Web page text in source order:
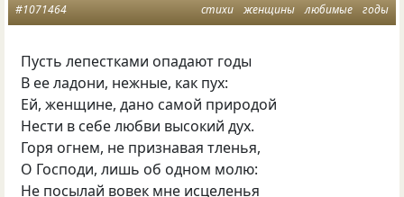
стихи женщины любимые годы
#1071464
Пусть лепестками опадают годы
В ее ладони, нежные, как пух:
Ей, женщине, дано самой природой
Нести в себе любви высокий дух.
Горя огнем, не признавая тленья,
О Господи, лишь об одном молю:
Не посылай вовек мне исцеленья